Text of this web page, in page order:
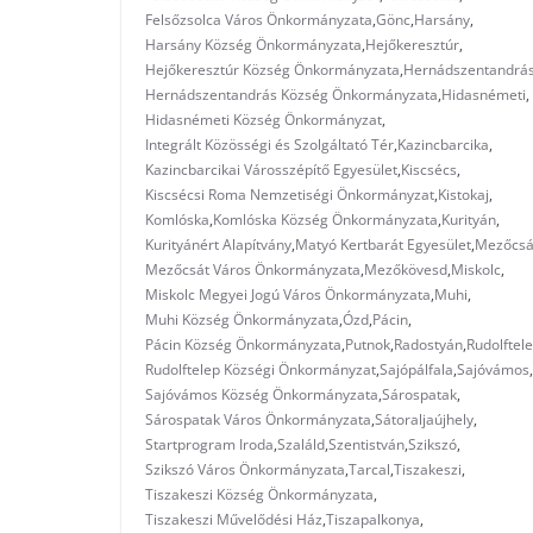
Felsőzsolca Város Önkormányzata,Gönc,Harsány,
Harsány Község Önkormányzata,Hejőkeresztúr,
Hejőkeresztúr Község Önkormányzata,Hernádszentandrás
Hernádszentandrás Község Önkormányzata,Hidasnémeti,
Hidasnémeti Község Önkormányzat,
Integrált Közösségi és Szolgáltató Tér,Kazincbarcika,
Kazincbarcikai Városszépítő Egyesület,Kiscsécs,
Kiscsécsi Roma Nemzetiségi Önkormányzat,Kistokaj,
Komlóska,Komlóska Község Önkormányzata,Kurityán,
Kurityánért Alapítvány,Matyó Kertbarát Egyesület,
Mezőcsát Város Önkormányzata,Mezőkövesd,Miskolc,
Miskolc Megyei Jogú Város Önkormányzata,Muhi,
Muhi Község Önkormányzata,Ózd,Pácin,
Pácin Község Önkormányzata,Putnok,Radostyán,
Rudolftelep Községi Önkormányzat,Sajópálfala,Sajóvámos,
Sajóvámos Község Önkormányzata,Sárospatak,
Sárospatak Város Önkormányzata,Sátoraljaújhely,
Startprogram Iroda,Szaláld,Szentistván,Szikszó,
Szikszó Város Önkormányzata,Tarcal,Tiszakeszi,
Tiszakeszi Község Önkormányzata,
Tiszakeszi Művelődési Ház,Tiszapalkonya,